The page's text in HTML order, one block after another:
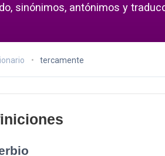
sinónimos, antónimos y
tercamente